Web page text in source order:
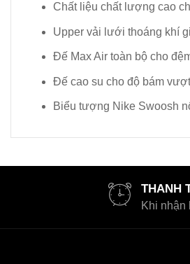
Chất liệu chất lượng cao
Upper vải lưới thoáng khí
Đế Max Air toàn bộ cho
Đế cao su cho độ bám
Biểu tượng Nike Swoosh
THANH
Khi nhận